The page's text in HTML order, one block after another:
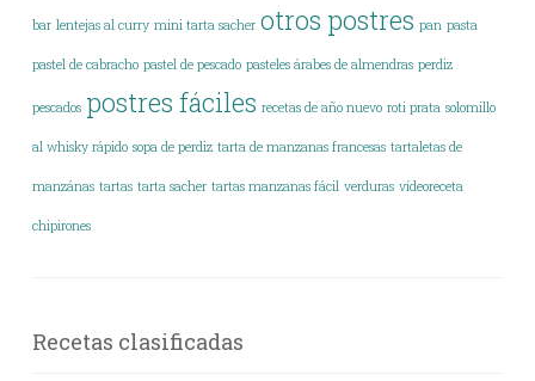
bar lentejas al curry mini tarta sacher otros postres pan pasta
pastel de cabracho pastel de pescado pasteles árabes de almendras perdiz
pescados postres fáciles recetas de año nuevo roti prata solomillo
al whisky rápido sopa de perdiz tarta de manzanas francesas tartaletas de
manzánas tartas tarta sacher tartas manzanas fácil verduras vídeoreceta
chipirones
Recetas clasificadas